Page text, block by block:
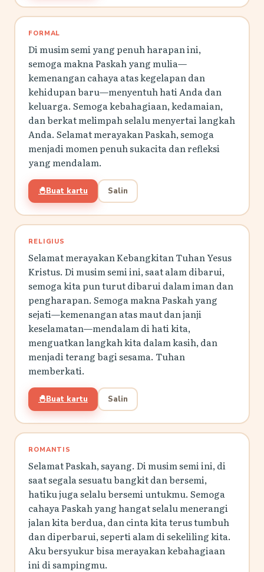
FORMAL
Di musim semi yang penuh harapan ini,
semoga makna Paskah yang mulia—
kemenangan cahaya atas kegelapan dan
kehidupan baru—menyentuh hati Anda dan
keluarga. Semoga kebahagiaan, kedamaian,
dan berkat melimpah selalu menyertai langkah
Anda. Selamat merayakan Paskah, semoga
menjadi momen penuh sukacita dan refleksi
yang mendalam.
🐣Buat kartu Salin
RELIGIUS
Selamat merayakan Kebangkitan Tuhan Yesus
Kristus. Di musim semi ini, saat alam dibarui,
semoga kita pun turut dibarui dalam iman dan
pengharapan. Semoga makna Paskah yang
sejati—kemenangan atas maut dan janji
keselamatan—mendalam di hati kita,
menguatkan langkah kita dalam kasih, dan
menjadi terang bagi sesama. Tuhan
memberkati.
🐣Buat kartu Salin
ROMANTIS
Selamat Paskah, sayang. Di musim semi ini, di
saat segala sesuatu bangkit dan bersemi,
hatiku juga selalu bersemi untukmu. Semoga
cahaya Paskah yang hangat selalu menerangi
jalan kita berdua, dan cinta kita terus tumbuh
dan diperbarui, seperti alam di sekeliling kita.
Aku bersyukur bisa merayakan kebahagiaan
ini di sampingmu.